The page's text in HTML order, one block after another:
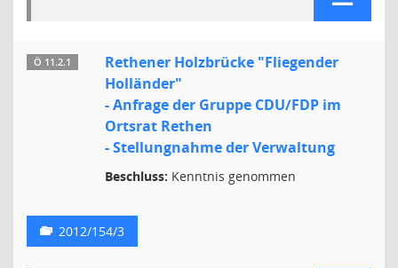
Ö 11.2.1
Rethener Holzbrücke "Fliegender
Holländer"
- Anfrage der Gruppe CDU/FDP im
Ortsrat Rethen
- Stellungnahme der Verwaltung
Beschluss: Kenntnis genommen
2012/154/3